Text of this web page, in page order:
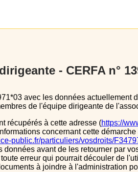
- CERFA n°
de l'équipe dirigeante de
récupérés à cette adresse (https://
concernant cette
public.fr/particuliers/vosdroits/
avant de les retourner par
erreur qui pourrait découler de
à joindre à l'administration